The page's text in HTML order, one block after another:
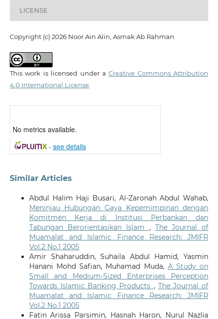
LICENSE
Copyright (c) 2026 Noor Ain Alin, Asmak Ab Rahman
This work is licensed under aCreative Commons Attribution
4.0 International License.
No metrics available.
- see details
Similar Articles
Abdul Halim Haji Busari, Al-Zaronah Abdul Wahab,
Meninjau Hubungan Gaya Kepemimpinan dengan
Komitmen Kerja di Institusi Perbankan dan
Tabungan Berorientasikan Islam , The Journal of
Muamalat and Islamic Finance Research: JMIFR
Vol.2 No.1 2005
Amir Shaharuddin, Suhaila Abdul Hamid, Yasmin
Hanani Mohd Safian, Muhamad Muda, A Study on
Small and Medium-Sized Enterprises Perception
Towards Islamic Banking Products , The Journal of
Muamalat and Islamic Finance Research: JMIFR
Vol.2 No.1 2005
Fatin Arissa Parsimin, Hasnah Haron, Nurul Nazlia